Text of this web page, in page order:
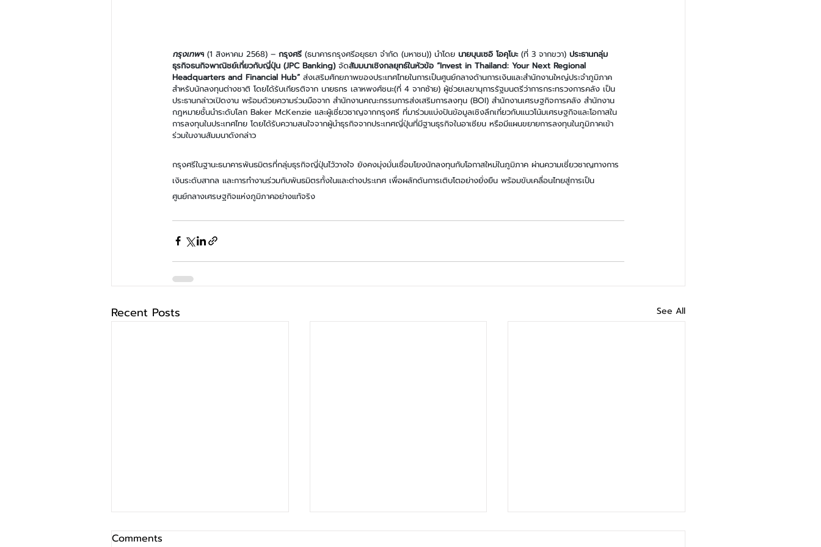
กรุงเทพฯ (1 สิงหาคม 2568) – กรุงศรี (ธนาคารกรุงศรีอยุธยา จำกัด (มหาชน)) นำโดย นายบุนเซอิ โอคุโบะ (ที่ 3 จากขวา) ประธานกลุ่ม
ธุรกิจธนกิจพาณิชย์เกี่ยวกับญี่ปุ่น (JPC Banking) จัดสัมมนาเชิงกลยุทธ์ในหัวข้อ “Invest in Thailand: Your Next Regional
Headquarters and Financial Hub” ส่งเสริมศักยภาพของประเทศไทยในการเป็นศูนย์กลางด้านการเงินและสำนักงานใหญ่ประจำภูมิภาค
สำหรับนักลงทุนต่างชาติ โดยได้รับเกียรติจาก นายธกร เลาหพงศ์ชนะ(ที่ 4 จากซ้าย) ผู้ช่วยเลขานุการรัฐมนตรีว่าการกระทรวงการคลัง เป็น
ประธานกล่าวเปิดงาน พร้อมด้วยความร่วมมือจาก สำนักงานคณะกรรมการส่งเสริมการลงทุน (BOI) สำนักงานเศรษฐกิจการคลัง สำนักงาน
กฎหมายชั้นนำระดับโลก Baker McKenzie และผู้เชี่ยวชาญจากกรุงศรี ที่มาร่วมแบ่งปันข้อมูลเชิงลึกเกี่ยวกับแนวโน้มเศรษฐกิจและโอกาสใน
การลงทุนในประเทศไทย โดยได้รับความสนใจจากผู้นำธุรกิจจากประเทศญี่ปุ่นที่มีฐานธุรกิจในอาเซียน หรือมีแผนขยายการลงทุนในภูมิภาคเข้า
ร่วมในงานสัมมนาดังกล่าว
กรุงศรีในฐานะธนาคารพันธมิตรที่กลุ่มธุรกิจญี่ปุ่นไว้วางใจ ยังคงมุ่งมั่นเชื่อมโยงนักลงทุนกับโอกาสใหม่ในภูมิภาค ผ่านความเชี่ยวชาญทางการ
เงินระดับสากล และการทำงานร่วมกับพันธมิตรทั้งในและต่างประเทศ เพื่อผลักดันการเติบโตอย่างยั่งยืน พร้อมขับเคลื่อนไทยสู่การเป็น
ศูนย์กลางเศรษฐกิจแห่งภูมิภาคอย่างแท้จริง
Recent Posts See All
Comments